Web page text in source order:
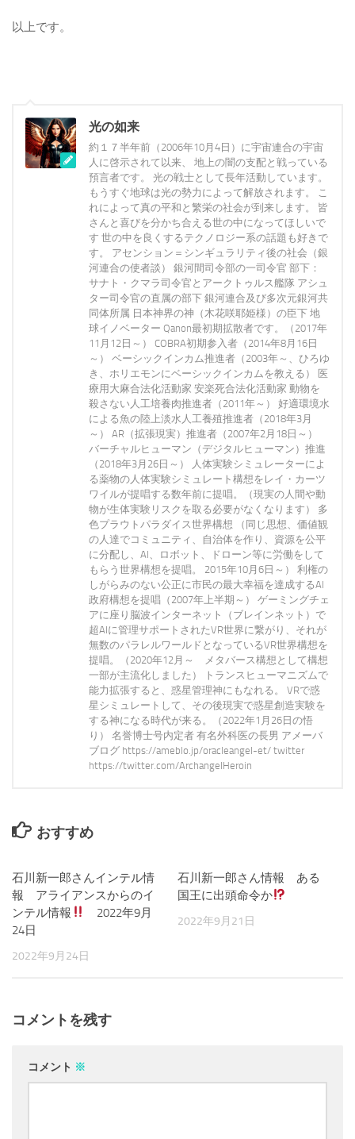
以上です。
光の如来
約１７半年前（2006年10月4日）に宇宙連合の宇宙
人に啓示されて以来、 地上の闇の支配と戦っている
預言者です。 光の戦士として長年活動しています。
もうすぐ地球は光の勢力によって解放されます。 こ
れによって真の平和と繁栄の社会が到来します。 皆
さんと喜びを分かち合える世の中になってほしいで
す 世の中を良くするテクノロジー系の話題も好きで
す。 アセンション＝シンギュラリティ後の社会（銀
河連合の使者談） 銀河間司令部の一司令官 部下：
サナト・クマラ司令官とアークトゥルス艦隊 アシュ
ター司令官の直属の部下 銀河連合及び多次元銀河共
同体所属 日本神界の神（木花咲耶姫様）の臣下 地
球イノベーター Qanon最初期拡散者です。（2017年
11月12日～） COBRA初期参入者（2014年8月16日
～） ベーシックインカム推進者（2003年～、ひろゆ
き、ホリエモンにベーシックインカムを教える） 医
療用大麻合法化活動家 安楽死合法化活動家 動物を
殺さない人工培養肉推進者（2011年～） 好適環境水
による魚の陸上淡水人工養殖推進者（2018年3月
～） AR（拡張現実）推進者（2007年2月18日～）
バーチャルヒューマン（デジタルヒューマン）推進
（2018年3月26日～） 人体実験シミュレーターによ
る薬物の人体実験シミュレート構想をレイ・カーツ
ワイルが提唱する数年前に提唱。（現実の人間や動
物が生体実験リスクを取る必要がなくなります） 多
色プラウトパラダイス世界構想 （同じ思想、価値観
の人達でコミュニティ、自治体を作り、資源を公平
に分配し、AI、ロボット、ドローン等に労働をして
もらう世界構想を提唱。 2015年10月6日～） 利権の
しがらみのない公正に市民の最大幸福を達成するAI
政府構想を提唱（2007年上半期～） ゲーミングチェ
アに座り脳波インターネット（ブレインネット）で
超AIに管理サポートされたVR世界に繋がり、それが
無数のパラレルワールドとなっているVR世界構想を
提唱。（2020年12月～ メタバース構想として構想
一部が主流化しました） トランスヒューマニズムで
能力拡張すると、惑星管理神にもなれる。 VRで惑
星シミュレートして、その後現実で惑星創造実験を
する神になる時代が来る。（2022年1月26日の悟
り） 名誉博士号内定者 有名外科医の長男 アメーバ
ブログ https://ameblo.jp/oracleangel-et/ twitter
https://twitter.com/ArchangelHeroin
おすすめ
石川新一郎さんインテル情
報 アライアンスからのイ
ンテル情報
2022年9月
24日
2022年9月24日
石川新一郎さん情報 ある
国王に出頭命令か
2022年9月21日
コメントを残す
コメント ※